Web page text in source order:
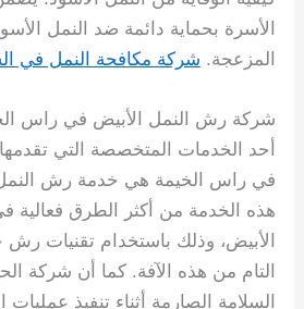
الأسرة بحماية دائمة ضد النمل
المزعجة. شركة مكافحة النمل في
شركة رش النمل الأبيض في راس
أحد الخدمات المتخصصة التي
في راس الخيمة هي خدمة رش
هذه الخدمة من أكثر الطرق فعالية
الأبيض، وذلك باستخدام تقنيات
التام من هذه الآفة. كما أن شركة
السلامة الصارمة أثناء تنفيذ